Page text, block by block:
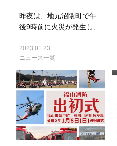
昨夜は、地元沼隈町で午
後9時前に火災が発生し、
2023.01.23
ニュース一覧